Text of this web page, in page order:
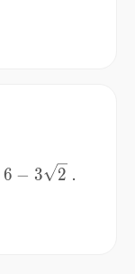
6-
6 − 3 2 .